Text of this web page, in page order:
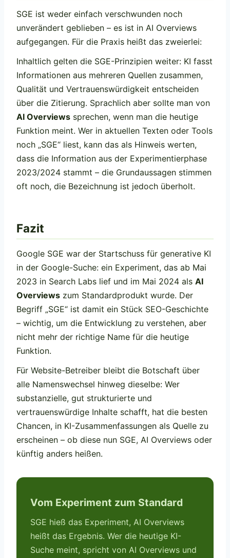
SGE ist weder einfach verschwunden noch
unverändert geblieben – es ist in AI Overviews
aufgegangen. Für die Praxis heißt das zweierlei:
Inhaltlich gelten die SGE-Prinzipien weiter: KI fasst
Informationen aus mehreren Quellen zusammen,
Qualität und Vertrauenswürdigkeit entscheiden
über die Zitierung. Sprachlich aber sollte man von
AI Overviews sprechen, wenn man die heutige
Funktion meint. Wer in aktuellen Texten oder Tools
noch „SGE“ liest, kann das als Hinweis werten,
dass die Information aus der Experimentierphase
2023/2024 stammt – die Grundaussagen stimmen
oft noch, die Bezeichnung ist jedoch überholt.
Fazit
Google SGE war der Startschuss für generative KI
in der Google-Suche: ein Experiment, das ab Mai
2023 in Search Labs lief und im Mai 2024 als AI
Overviews zum Standardprodukt wurde. Der
Begriff „SGE“ ist damit ein Stück SEO-Geschichte
– wichtig, um die Entwicklung zu verstehen, aber
nicht mehr der richtige Name für die heutige
Funktion.
Für Website-Betreiber bleibt die Botschaft über
alle Namenswechsel hinweg dieselbe: Wer
substanzielle, gut strukturierte und
vertrauenswürdige Inhalte schafft, hat die besten
Chancen, in KI-Zusammenfassungen als Quelle zu
erscheinen – ob diese nun SGE, AI Overviews oder
künftig anders heißen.
Vom Experiment zum Standard
SGE hieß das Experiment, AI Overviews
heißt das Ergebnis. Wer die heutige KI-
Suche meint, spricht von AI Overviews und